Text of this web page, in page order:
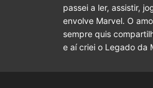
passei a ler, assistir,
envolve Marvel. O
sempre quis
e aí criei o Legado da